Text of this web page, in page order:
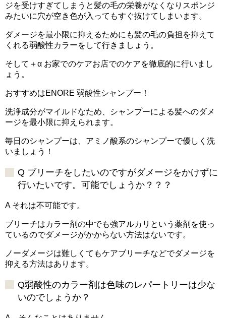
ジを受けすぎてしまうと髪の毛の栄養がなくなりスポンジ
みたいに穴が空き色が入ってもすぐ抜けてしまいます。
ダメージを最小限に抑えるためにも髪の毛の負担を抑えて
くれる弱酸性カラーをして行きましょう。
そして＋α お家でのケアお店でのケアを徹底的に行いまし
ょう。
おすすめはENORE 弱酸性シャンプー！
洗浄成分がマイルドなため、シャンプーによる髪へのダメ
ージを最小限に抑えられます。
毎日のシャンプーは、アミノ酸系のシャンプーで優しく洗
いましょう！
Q ブリーチをしたいのですがダメージをかけずに
行いたいです。可能でしょうか？？？
A それは不可能です。
ブリーチはカラー剤の中でも強アルカリという薬剤を使っ
ているのでダメージがかからない方法はないです。
ノーダメージは難しくてもケアブリーチなどでダメージを
抑える方法はあります。
Q弱酸性のカラー剤は色味のレパートリーは少な
いのでしょうか？